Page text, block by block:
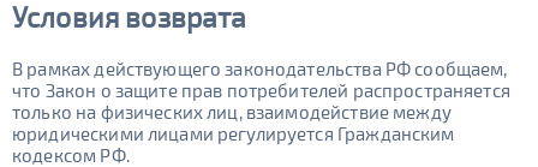
Условия возврата
В рамках действующего законодательства РФ сообщаем,
что Закон о защите прав потребителей распространяется
только на физических лиц, взаимодействие между
юридическими лицами регулируется Гражданским
кодексом РФ.